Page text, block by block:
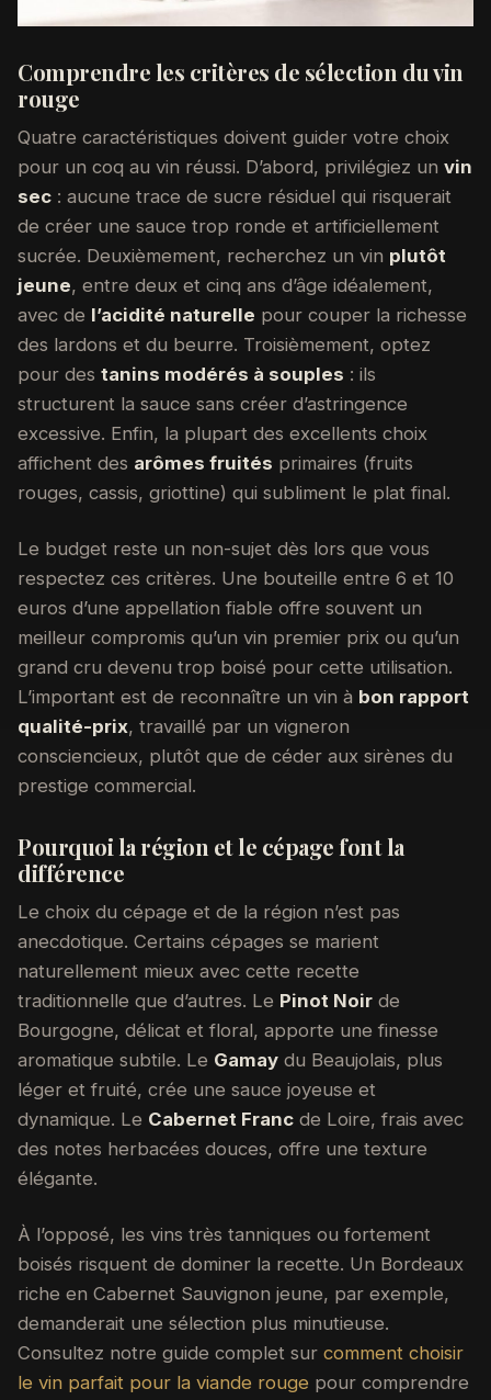
Comprendre les critères de sélection du vin
rouge
Quatre caractéristiques doivent guider votre choix
pour un coq au vin réussi. D’abord, privilégiez un vin
sec : aucune trace de sucre résiduel qui risquerait
de créer une sauce trop ronde et artificiellement
sucrée. Deuxièmement, recherchez un vin plutôt
jeune, entre deux et cinq ans d’âge idéalement,
avec de l’acidité naturelle pour couper la richesse
des lardons et du beurre. Troisièmement, optez
pour des tanins modérés à souples : ils
structurent la sauce sans créer d’astringence
excessive. Enfin, la plupart des excellents choix
affichent des arômes fruités primaires (fruits
rouges, cassis, griottine) qui subliment le plat final.
Le budget reste un non-sujet dès lors que vous
respectez ces critères. Une bouteille entre 6 et 10
euros d’une appellation fiable offre souvent un
meilleur compromis qu’un vin premier prix ou qu’un
grand cru devenu trop boisé pour cette utilisation.
L’important est de reconnaître un vin à bon rapport
qualité-prix, travaillé par un vigneron
consciencieux, plutôt que de céder aux sirènes du
prestige commercial.
Pourquoi la région et le cépage font la
différence
Le choix du cépage et de la région n’est pas
anecdotique. Certains cépages se marient
naturellement mieux avec cette recette
traditionnelle que d’autres. Le Pinot Noir de
Bourgogne, délicat et floral, apporte une finesse
aromatique subtile. Le Gamay du Beaujolais, plus
léger et fruité, crée une sauce joyeuse et
dynamique. Le Cabernet Franc de Loire, frais avec
des notes herbacées douces, offre une texture
élégante.
À l’opposé, les vins très tanniques ou fortement
boisés risquent de dominer la recette. Un Bordeaux
riche en Cabernet Sauvignon jeune, par exemple,
demanderait une sélection plus minutieuse.
Consultez notre guide complet sur comment choisir
le vin parfait pour la viande rouge pour comprendre